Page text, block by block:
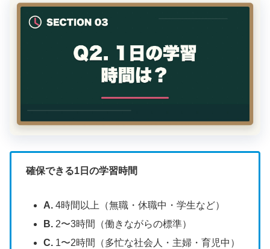
確保できる1日の学習時間
A. 4時間以上（無職・休職中・学生など）
B. 2〜3時間（働きながらの標準）
C. 1〜2時間（多忙な社会人・主婦・育児中）